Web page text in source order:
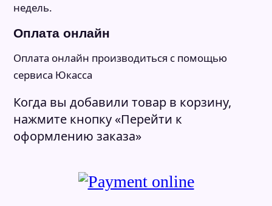
недель.
Оплата онлайн
Оплата онлайн производиться с помощью
сервиса Юкасса
Когда вы добавили товар в корзину,
нажмите кнопку «Перейти к
оформлению заказа»